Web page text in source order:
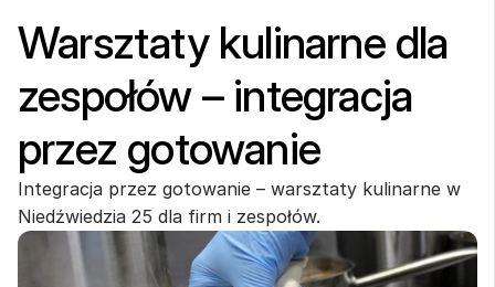
Warsztaty kulinarne dla
zespołów – integracja
przez gotowanie
Integracja przez gotowanie – warsztaty kulinarne w
Niedźwiedzia 25 dla firm i zespołów.